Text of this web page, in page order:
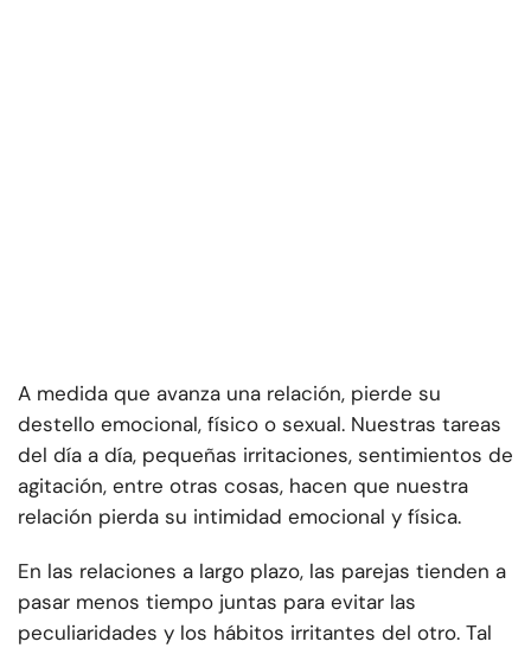
A medida que avanza una relación, pierde su
destello emocional, físico o sexual. Nuestras tareas
del día a día, pequeñas irritaciones, sentimientos de
agitación, entre otras cosas, hacen que nuestra
relación pierda su intimidad emocional y física.
En las relaciones a largo plazo, las parejas tienden a
pasar menos tiempo juntas para evitar las
peculiaridades y los hábitos irritantes del otro. Tal